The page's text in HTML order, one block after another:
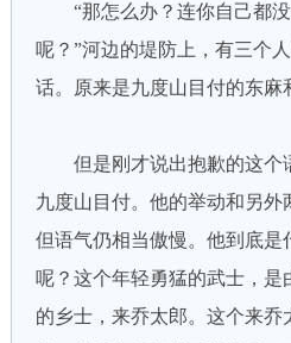
“那怎么办？连你自己都没
呢？”河边的堤防上，有三个
话。原来是九度山目付的东麻
但是刚才说出抱歉的这个
九度山目付。他的举动和另外
但语气仍相当傲慢。他到底是
呢？这个年轻勇猛的武士，
的乡士，来乔太郎。这个来乔